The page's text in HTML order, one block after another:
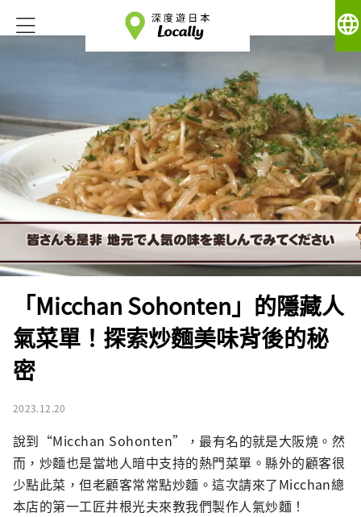
language
「Micchan Sohonten」的隱藏人
氣菜單！探索炒麵美味背後的秘
密
2023.12.20
說到“Micchan Sohonten”，最有名的就是大阪燒。然
而，炒麵也是當地人暗中支持的熱門菜單。縣外的顧客很
少點此菜，但老顧客常常點炒麵。這次請來了Micchan總
本店的第一工匠井根光夫來教我們製作人氣炒麵！